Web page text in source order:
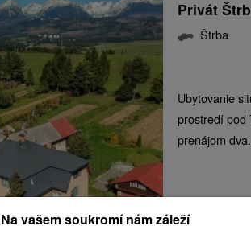
Privát
Štrba
Ubytovanie
prostredí pod
prenájom
Na vašem soukromí nám záleží